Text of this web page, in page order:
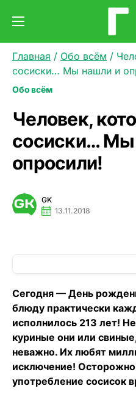
Главная / Обо всём /
сосиски… Мы нашли и
Обо всём
Человек,
сосиски…
опросили!
GK
13.11.2018
Сегодня — День
блюду практически
исполнилось 213 лет!
куриные они или
неважно. Их любят
исключение!
употребление сосисок